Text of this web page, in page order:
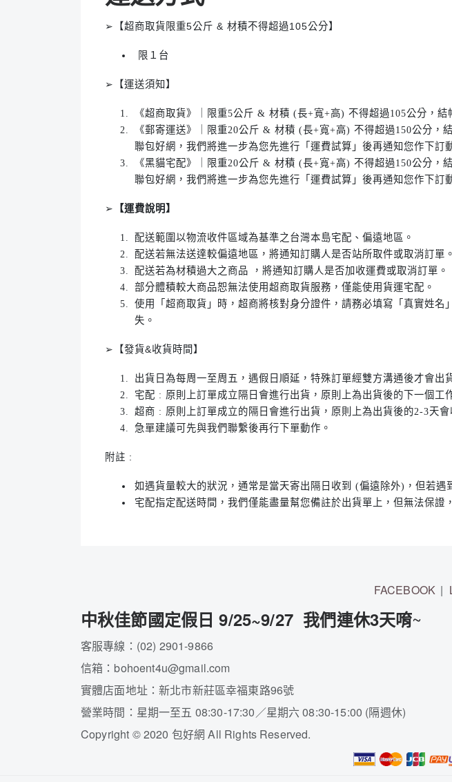
➢【超商取貨限重5公斤 & 材積不得超過105公分】
限１台
➢【運送須知】
《超商取貨》｜限重5公斤 & 材積 (長+寬+高) 不得超過105公分，
《郵寄運送》｜限重20公斤 & 材積 (長+寬+高) 不得超過150公分
聯包好網，我們將進一步為您先進行「運費試算」後再通知您作下訂
《黑貓宅配》｜限重20公斤 & 材積 (長+寬+高) 不得超過150公分
聯包好網，我們將進一步為您先進行「運費試算」後再通知您作下訂
➢ 【運費說明】
配送範圍以物流收件區域為基準之台灣本島宅配、偏遠地區。
配送若無法送達較偏遠地區，將通知訂購人是否站所取件或取消訂單。
配送若為材積過大之商品 ，將通知訂購人是否加收運費或取消訂單。
部分體積較大商品恕無法使用超商取貨服務，僅能使用貨運宅配。
使用「超商取貨」時，超商將核對身分證件，請務必填寫「真實姓
失。
➢【發貨&收貨時間】
出貨日為每周一至周五，遇假日順延，特殊訂單經雙方溝通後才會出
宅配 : 原則上訂單成立隔日會進行出貨，原則上為出貨後的下一個工
超商 : 原則上訂單成立的隔日會進行出貨，原則上為出貨後的2-3天
急單建議可先與我們聯繫後再行下單動作。
附註 :
如遇貨量較大的狀況，通常是當天寄出隔日收到 (偏遠除外)，但若
宅配指定配送時間，我們僅能盡量幫您備註於出貨單上，但無法保證
FACEBOOK
中秋佳節國定假日 9/25~9/27 我們連休3天唷~
客服專線：(02) 2901-9866
信箱：bohoent4u@gmail.com
實體店面地址：新北市新莊區幸福東路96號
營業時間：星期一至五 08:30-17:30／星期六 08:30-15:00 (隔週休)
Copyright ©2020 包好網 All Rights Reserved.